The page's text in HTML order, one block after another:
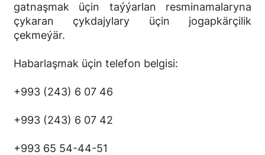
gatnaşmak üçin taýýarlan resminamalaryna
çykaran çykdajylary üçin jogapkärçilik
çekmeýär.
Habarlaşmak üçin telefon belgisi:
+993 (243) 6 07 46
+993 (243) 6 07 42
+993 65 54-44-51